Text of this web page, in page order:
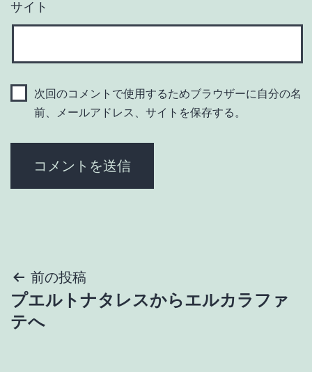
サイト
次回のコメントで使用するためブラウザーに自分の名
前、メールアドレス、サイトを保存する。
投
稿
前の投稿
プエルトナタレスからエルカラファ
テへ